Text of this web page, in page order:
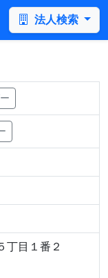
法人検索
丁目１番２